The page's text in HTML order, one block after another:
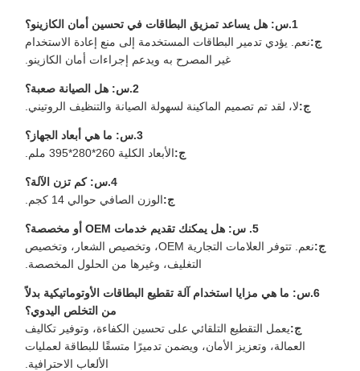
1.س: هل يساعد تمزيق البطاقات في تحسين أمان الكازينو؟
ج:نعم. يؤدي تدمير البطاقات المستخدمة إلى منع إعادة الاستخدام
غير المصرح به ويدعم إجراءات أمان الكازينو.
2.س: هل الصيانة صعبة؟
ج:لا، لقد تم تصميم الماكينة لسهولة الصيانة والتنظيف الروتيني.
3.س: ما هي أبعاد الجهاز؟
ج:الأبعاد الكلية 260*280*395 ملم.
4.س: كم تزن الآلة؟
ج:الوزن الصافي حوالي 14 كجم.
5. س: هل يمكنك تقديم خدمات OEM أو مخصصة؟
ج:
نعم. تتوفر العلامات التجارية OEM، وتخصيص الشعار، وتخصيص
التغليف، وغيرها من الحلول المخصصة.
6.س: ما هي مزايا استخدام آلة تقطيع البطاقات الأوتوماتيكية بدلاً
من التخلص اليدوي؟
ج:يعمل التقطيع التلقائي على تحسين الكفاءة، وتوفير تكاليف
العمالة، وتعزيز الأمان، ويضمن تدميرًا متسقًا للبطاقة لعمليات
الألعاب الاحترافية.